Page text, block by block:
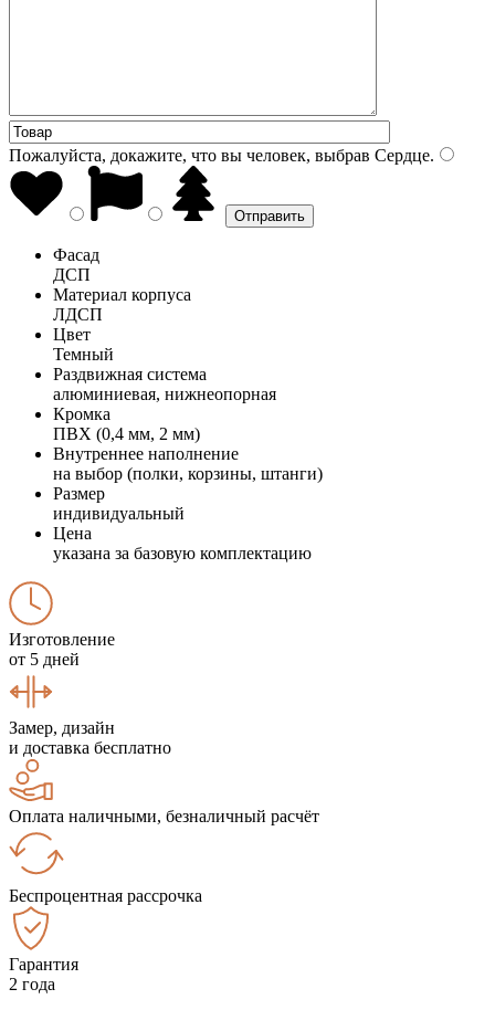
Пожалуйста, докажите, что вы человек, выбрав Сердце.
Фасад
ДСП
Материал корпуса
ЛДСП
Цвет
Темный
Раздвижная система
алюминиевая, нижнеопорная
Кромка
ПВХ (0,4 мм, 2 мм)
Внутреннее наполнение
на выбор (полки, корзины, штанги)
Размер
индивидуальный
Цена
указана за базовую комплектацию
Изготовление
от 5 дней
Замер, дизайн
и доставка бесплатно
Оплата наличными, безналичный расчёт
Беспроцентная рассрочка
Гарантия
2 года